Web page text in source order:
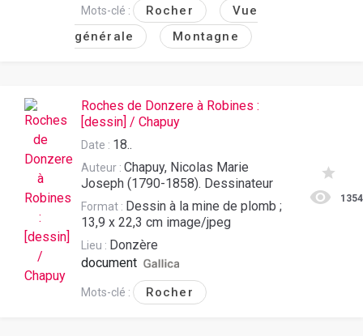
Mots-clé : Rocher
Vue
générale
Montagne
Roches de Donzere à Robines :
[dessin] / Chapuy
Date : 18..
Auteur : Chapuy, Nicolas Marie
Joseph (1790-1858). Dessinateur
Format : Dessin à la mine de plomb ;
13,9 x 22,3 cm image/jpeg
Lieu : Donzère
document
Mots-clé : Rocher
1354